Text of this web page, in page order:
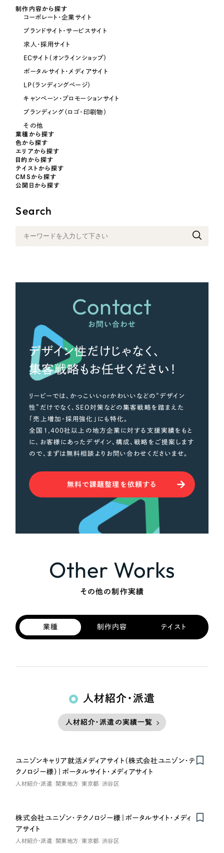
グリーン・緑色
ブルー・青色
パープル・紫色
ピンク・桃色
制作内容から探す
コーポレート・企業サイト
ブランドサイト・サービスサイト
求人・採用サイト
ECサイト（オンラインショップ）
ポータルサイト・メディアサイト
LP（ランディングページ）
キャンペーン・プロモーションサイト
ブランディング（ロゴ・印刷物）
その他
業種から探す
色から探す
エリアから探す
目的から探す
テイストから探す
CMSから探す
公開日から探す
Search
Contact
お問い合わせ
デザイン性だけじゃなく、
集客戦略もお任せください！
リーピーでは、かっこいいorかわいいなどの“デザイン
性”だけでなく、SEO対策などの集客戦略を踏まえた
「売上増加・採用強化」にも特化。
全国1,400社以上の地方企業に対する支援実績をもと
に、お客様にあったデザイン、構成、戦略をご提案します
ので、まずは無料相談よりお問い合わせくださいませ。
無料で課題整理を依頼する
Other Works
その他の制作実績
業種 制作内容 テイスト
人材紹介・派遣
人材紹介・派遣の実績一覧
ユニゾンキャリア就活メディアサイト（株式会社ユニゾン・テ
クノロジー様）｜ポータルサイト・メディアサイト
人材紹介・派遣 関東地方 東京都 渋谷区
株式会社ユニゾン・テクノロジー様｜ポータルサイト・メディ
アサイト
人材紹介・派遣 関東地方 東京都 渋谷区